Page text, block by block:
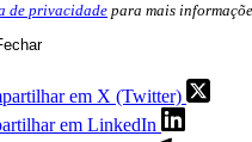
de privacidade para mais
em X (Twitter)
em LinkedIn